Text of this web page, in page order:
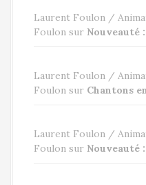
Laurent Foulon /
Foulon sur Nouveauté
Laurent Foulon /
Foulon sur Chantons
Laurent Foulon /
Foulon sur Nouveauté